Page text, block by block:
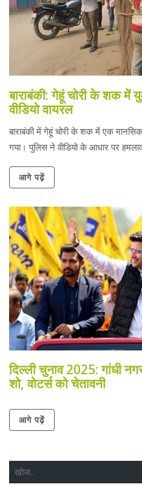
बाराबंकी: गेहूं चोरी के शक में
वीडियो वायरल
बाराबंकी में गेहूं चोरी के शक में एक
गया। पुलिस ने वीडियो के आधार पर
आगे पढ़ें
दिल्ली चुनाव 2025: गांधी
शो, वोटर्स को चेतावनी
आगे पढ़ें